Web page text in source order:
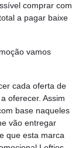
comprar com
a pagar baixe
vamos
cada oferta de
oferecer. Assim
base naqueles
vão entregar
que esta marca